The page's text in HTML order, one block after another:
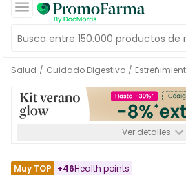
Salud / Cuidado Digestivo /
Ver detalles
acumulable.
Muy TOP +46Health points